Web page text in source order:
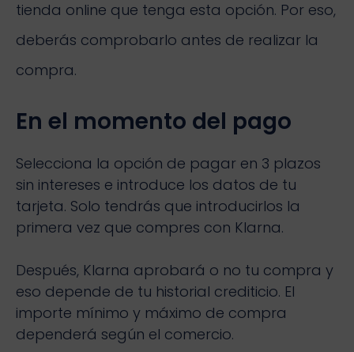
tienda online que tenga esta opción. Por eso,
deberás comprobarlo antes de realizar la
compra.
En el momento del pago
Selecciona la opción de pagar en 3 plazos
sin intereses e introduce los datos de tu
tarjeta. Solo tendrás que introducirlos la
primera vez que compres con Klarna.
Después, Klarna aprobará o no tu compra y
eso depende de tu historial crediticio. El
importe mínimo y máximo de compra
dependerá según el comercio.